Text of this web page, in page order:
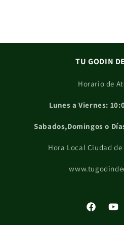
TU GODIN
Horario de
Lunes a Viernes:
Sabados,Domingos o
Hora Local Ciudad
Facebook